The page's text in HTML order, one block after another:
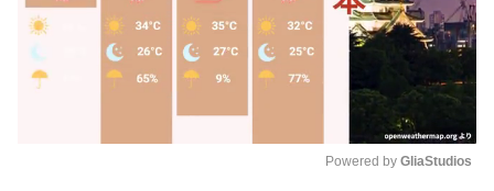
Powered by GliaStudios